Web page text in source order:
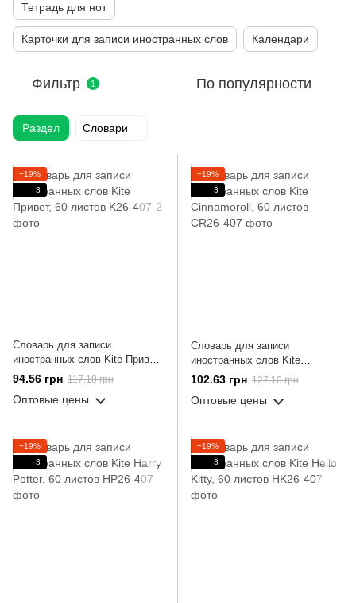
Тетрадь для нот
Карточки для записи иностранных слов Календари
Фильтр 1 По популярности
Раздел Словари
−19%
3
Словарь для записи
иностранных слов Kite Привет,
60 листов
94.56 грн 117.10 грн
Оптовые цены
−19%
3
Словарь для записи
иностранных слов Kite
Cinnamoroll, 60 листов
102.63 грн 127.10 грн
Оптовые цены
−19%
3
−19%
3